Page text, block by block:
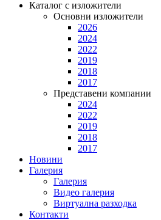
Каталог с изложители
Основни изложители
2026
2024
2022
2019
2018
2017
Представени компании
2024
2022
2019
2018
2017
Новини
Галерия
Галерия
Видео галерия
Виртуална разходка
Контакти